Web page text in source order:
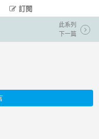
訂閱
此系列
下一篇